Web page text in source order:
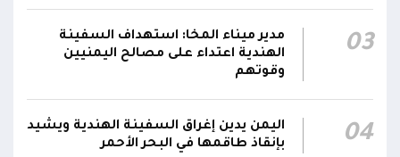
23:16
مركز الملك سلمان يوقع برنامجاً لإعادة تأهيل
وتجهيز 11 منشأة صحية في لحج والضالع
وسقطرى يستفيد منها أكثر من 112 ألف شخص
03
مدير ميناء المخا: استهداف السفينة
الهندية اعتداء على مصالح اليمنيين
وقوتهم
04
اليمن يدين إغراق السفينة الهندية ويشيد
بإنقاذ طاقمها في البحر الأحمر